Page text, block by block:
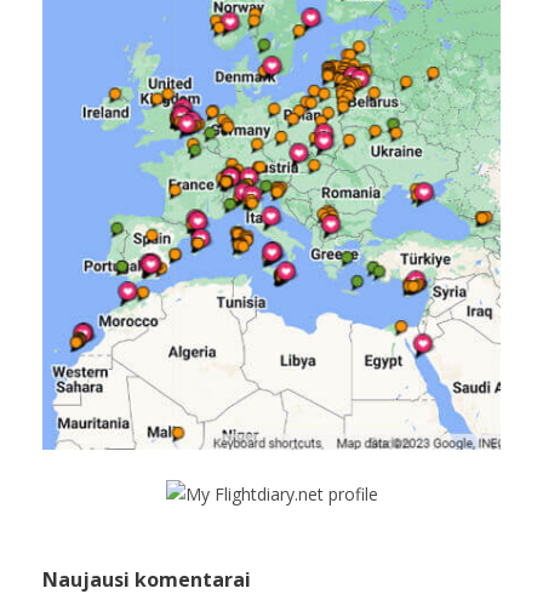
Naujausi komentarai